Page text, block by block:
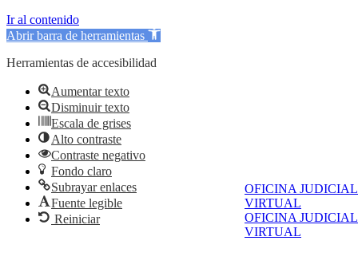
OFICINA JUDICIAL
VIRTUAL
OFICINA JUDICIAL
VIRTUAL
Ir al contenido
Abrir barra de herramientas
Herramientas de accesibilidad
Aumentar texto
Disminuir texto
Escala de grises
Alto contraste
Contraste negativo
Fondo claro
Subrayar enlaces
Fuente legible
Reiniciar